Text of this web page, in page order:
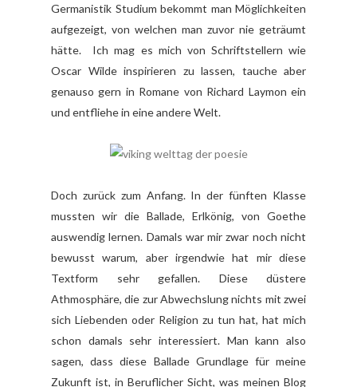
Germanistik Studium bekommt man Möglichkeiten
aufgezeigt, von welchen man zuvor nie geträumt
hätte. Ich mag es mich von Schriftstellern wie
Oscar Wilde inspirieren zu lassen, tauche aber
genauso gern in Romane von Richard Laymon ein
und entfliehe in eine andere Welt.
Doch zurück zum Anfang. In der fünften Klasse
mussten wir die Ballade, Erlkönig, von Goethe
auswendig lernen. Damals war mir zwar noch nicht
bewusst warum, aber irgendwie hat mir diese
Textform sehr gefallen. Diese düstere
Athmosphäre, die zur Abwechslung nichts mit zwei
sich Liebenden oder Religion zu tun hat, hat mich
schon damals sehr interessiert. Man kann also
sagen, dass diese Ballade Grundlage für meine
Zukunft ist, in Beruflicher Sicht, was meinen Blog